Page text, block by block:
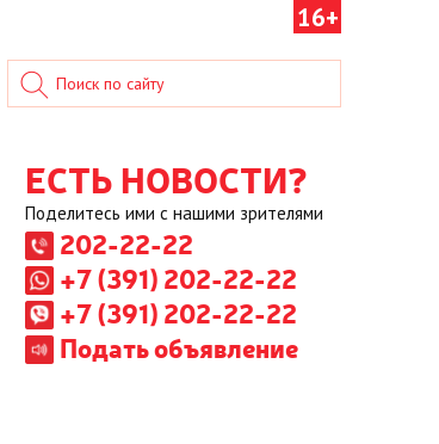
16+
ЕСТЬ НОВОСТИ?
Поделитесь ими с нашими зрителями
202-22-22
+7 (391) 202-22-22
+7 (391) 202-22-22
Подать объявление